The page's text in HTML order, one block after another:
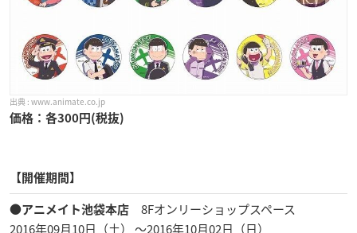
www.animate.co.jp
価格：各300円(税抜)
【開催期間】
●アニメイト池袋本店
8Fオンリーショップスペース
2016年09月10日（土） ～2016年10月02日（日）